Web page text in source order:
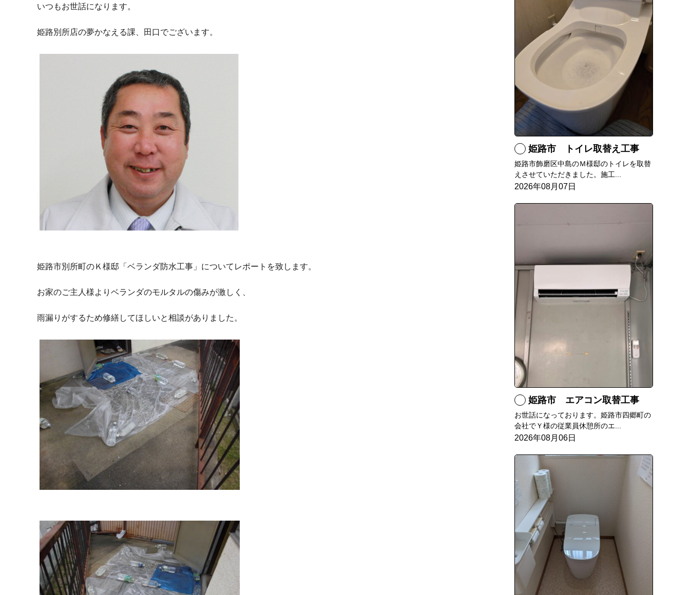
いつもお世話になります。
姫路別所店の夢かなえる課、田口でございます。
姫路市別所町のＫ様邸「ベランダ防水工事」についてレポートを致します。
お家のご主人様よりベランダのモルタルの傷みが激しく、
雨漏りがするため修繕してほしいと相談がありました。
姫路市 トイレ取替え工事
姫路市飾磨区中島のＭ様邸のトイレを取替
えさせていただきました。施工...
2026年08月07日
姫路市 エアコン取替工事
お世話になっております。姫路市四郷町の
会社でＹ様の従業員休憩所のエ...
2026年08月06日